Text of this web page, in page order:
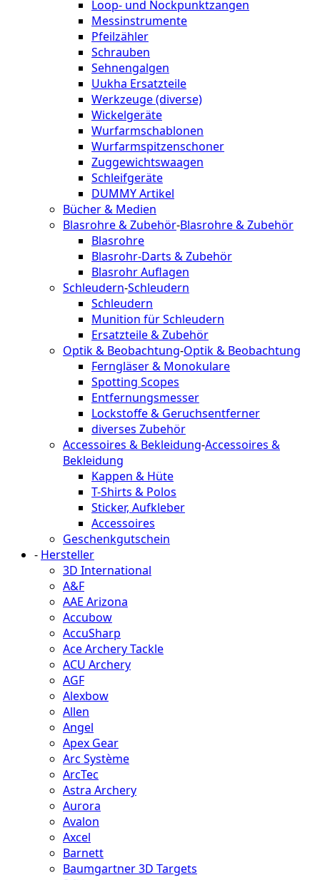
Loop- und Nockpunktzangen
Messinstrumente
Pfeilzähler
Schrauben
Sehnengalgen
Uukha Ersatzteile
Werkzeuge (diverse)
Wickelgeräte
Wurfarmschablonen
Wurfarmspitzenschoner
Zuggewichtswaagen
Schleifgeräte
DUMMY Artikel
Bücher & Medien
Blasrohre & Zubehör-Blasrohre & Zubehör
Blasrohre
Blasrohr-Darts & Zubehör
Blasrohr Auflagen
Schleudern-Schleudern
Schleudern
Munition für Schleudern
Ersatzteile & Zubehör
Optik & Beobachtung-Optik & Beobachtung
Ferngläser & Monokulare
Spotting Scopes
Entfernungsmesser
Lockstoffe & Geruchsentferner
diverses Zubehör
Accessoires & Bekleidung-Accessoires &
Bekleidung
Kappen & Hüte
T-Shirts & Polos
Sticker, Aufkleber
Accessoires
Geschenkgutschein
- Hersteller
3D International
A&F
AAE Arizona
Accubow
AccuSharp
Ace Archery Tackle
ACU Archery
AGF
Alexbow
Allen
Angel
Apex Gear
Arc Système
ArcTec
Astra Archery
Aurora
Avalon
Axcel
Barnett
Baumgartner 3D Targets